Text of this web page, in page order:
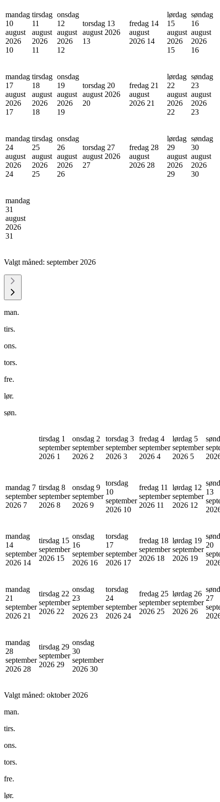
mandag
10
august
2026
10
tirsdag
11
august
2026
11
onsdag
12
august
2026
12
torsdag 13
august 2026
13
fredag 14
august
2026 14
lørdag
15
august
2026
15
søndag
16
august
2026
16
mandag
17
august
2026
17
tirsdag
18
august
2026
18
onsdag
19
august
2026
19
torsdag 20
august 2026
20
fredag 21
august
2026 21
lørdag
22
august
2026
22
søndag
23
august
2026
23
mandag
24
august
2026
24
tirsdag
25
august
2026
25
onsdag
26
august
2026
26
torsdag 27
august 2026
27
fredag 28
august
2026 28
lørdag
29
august
2026
29
søndag
30
august
2026
30
mandag
31
august
2026
31
Valgt måned: september 2026
man.
tirs.
ons.
tors.
fre.
lør.
søn.
tirsdag 1
september
2026 1
onsdag 2
september
2026 2
torsdag 3
september
2026 3
fredag 4
september
2026 4
lørdag 5
september
2026 5
mandag 7
september
2026 7
tirsdag 8
september
2026 8
onsdag 9
september
2026 9
torsdag
10
september
2026 10
fredag 11
september
2026 11
lørdag 12
september
2026 12
13
mandag
14
september
2026 14
tirsdag 15
september
2026 15
onsdag
16
september
2026 16
torsdag
17
september
2026 17
fredag 18
september
2026 18
lørdag 19
september
2026 19
20
mandag
21
september
2026 21
tirsdag 22
september
2026 22
onsdag
23
september
2026 23
torsdag
24
september
2026 24
fredag 25
september
2026 25
lørdag 26
september
2026 26
27
mandag
28
september
2026 28
tirsdag 29
september
2026 29
onsdag
30
september
2026 30
Valgt måned: oktober 2026
man.
tirs.
ons.
tors.
fre.
lør.